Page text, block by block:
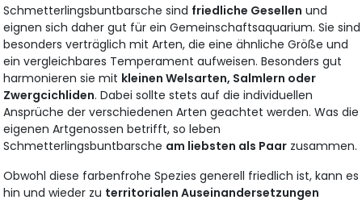
Schmetterlingsbuntbarsche sind friedliche Gesellen und
eignen sich daher gut für ein Gemeinschaftsaquarium. Sie sind
besonders verträglich mit Arten, die eine ähnliche Größe und
ein vergleichbares Temperament aufweisen. Besonders gut
harmonieren sie mit kleinen Welsarten, Salmlern oder
Zwergcichliden. Dabei sollte stets auf die individuellen
Ansprüche der verschiedenen Arten geachtet werden. Was die
eigenen Artgenossen betrifft, so leben
Schmetterlingsbuntbarsche am liebsten als Paar zusammen.
Obwohl diese farbenfrohe Spezies generell friedlich ist, kann es
hin und wieder zu territorialen Auseinandersetzungen